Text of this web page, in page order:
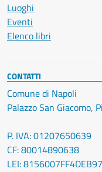
Luoghi
Eventi
Elenco libri
CONTATTI
Comune di Napoli
Palazzo San Giacomo,
P. IVA: 01207650639
CF: 80014890638
LEI: